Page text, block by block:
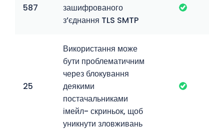
587
зашифрованого
з’єднання TLS SMTP
25
Використання може
бути проблематичним
через блокування
деякими
постачальниками
імейл- скриньок, щоб
уникнути зловживань